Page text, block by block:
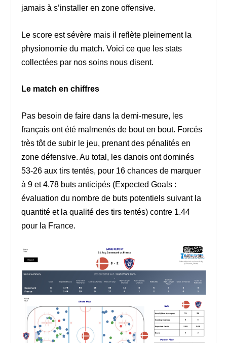
jamais à s’installer en zone offensive.
Le score est sévère mais il reflète pleinement la
physionomie du match. Voici ce que les stats
collectées par nos soins nous disent.
Le match en chiffres
Pas besoin de faire dans la demi-mesure, les
français ont été malmenés de bout en bout. Forcés
très tôt de subir le jeu, prenant des pénalités en
zone défensive. Au total, les danois ont dominés
53-26 aux tirs tentés, pour 16 chances de marquer
à 9 et 4.78 buts anticipés (Expected Goals :
évaluation du nombre de buts potentiels suivant la
quantité et la qualité des tirs tentés) contre 1.44
pour la France.